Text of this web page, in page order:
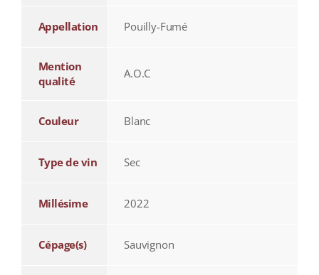
Appellation Pouilly-Fumé
Mention
qualité
A.O.C
Couleur Blanc
Type de vin Sec
Millésime 2022
Cépage(s) Sauvignon